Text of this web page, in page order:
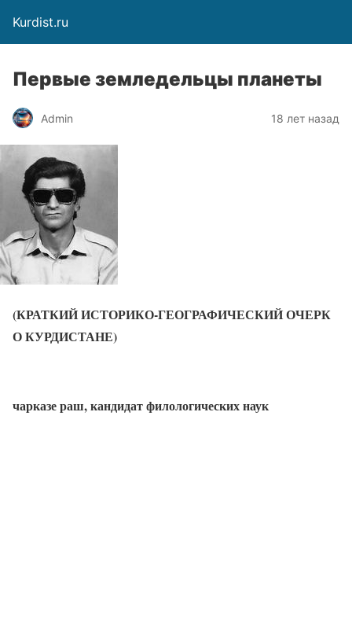
Kurdist.ru
Первые земледельцы планеты
Admin 18 лет назад
(КРАТКИЙ ИСТОРИКО-ГЕОГРАФИЧЕСКИЙ ОЧЕРК
О КУРДИСТАНЕ)
чарказе раш,кандидат филологических наук